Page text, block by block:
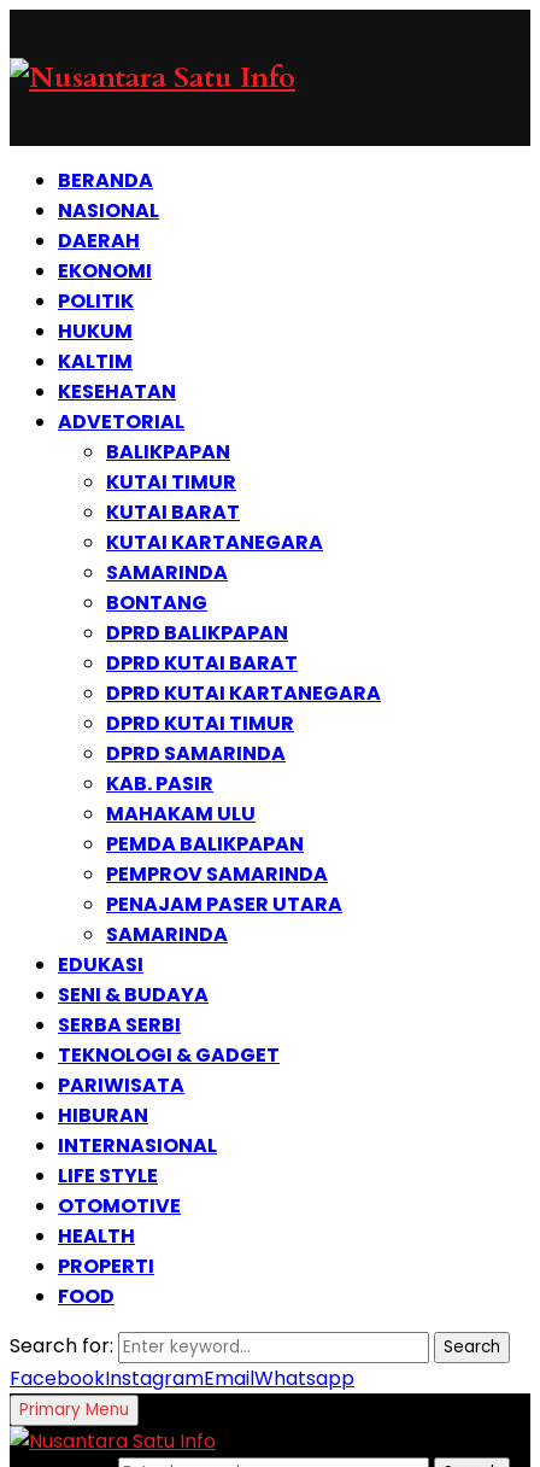
BERANDA
NASIONAL
DAERAH
EKONOMI
POLITIK
HUKUM
KALTIM
KESEHATAN
ADVETORIAL
BALIKPAPAN
KUTAI TIMUR
KUTAI BARAT
KUTAI KARTANEGARA
SAMARINDA
BONTANG
DPRD BALIKPAPAN
DPRD KUTAI BARAT
DPRD KUTAI KARTANEGARA
DPRD KUTAI TIMUR
DPRD SAMARINDA
KAB. PASIR
MAHAKAM ULU
PEMDA BALIKPAPAN
PEMPROV SAMARINDA
PENAJAM PASER UTARA
SAMARINDA
EDUKASI
SENI & BUDAYA
SERBA SERBI
TEKNOLOGI & GADGET
PARIWISATA
HIBURAN
INTERNASIONAL
LIFE STYLE
OTOMOTIVE
HEALTH
PROPERTI
FOOD
Search for:
Search
FacebookInstagramEmailWhatsapp
Primary Menu